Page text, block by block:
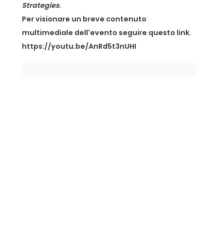
Strategies.
Per visionare un breve contenuto
multimediale dell'evento seguire questo link.
https://youtu.be/AnRd5t3nUHI